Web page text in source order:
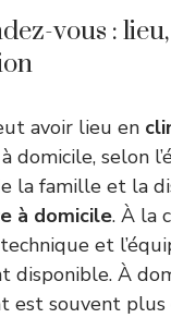
vous :
avoir lieu en
domicile, selon
la famille et la
à domicile. À la
et
disponible. À
est souvent